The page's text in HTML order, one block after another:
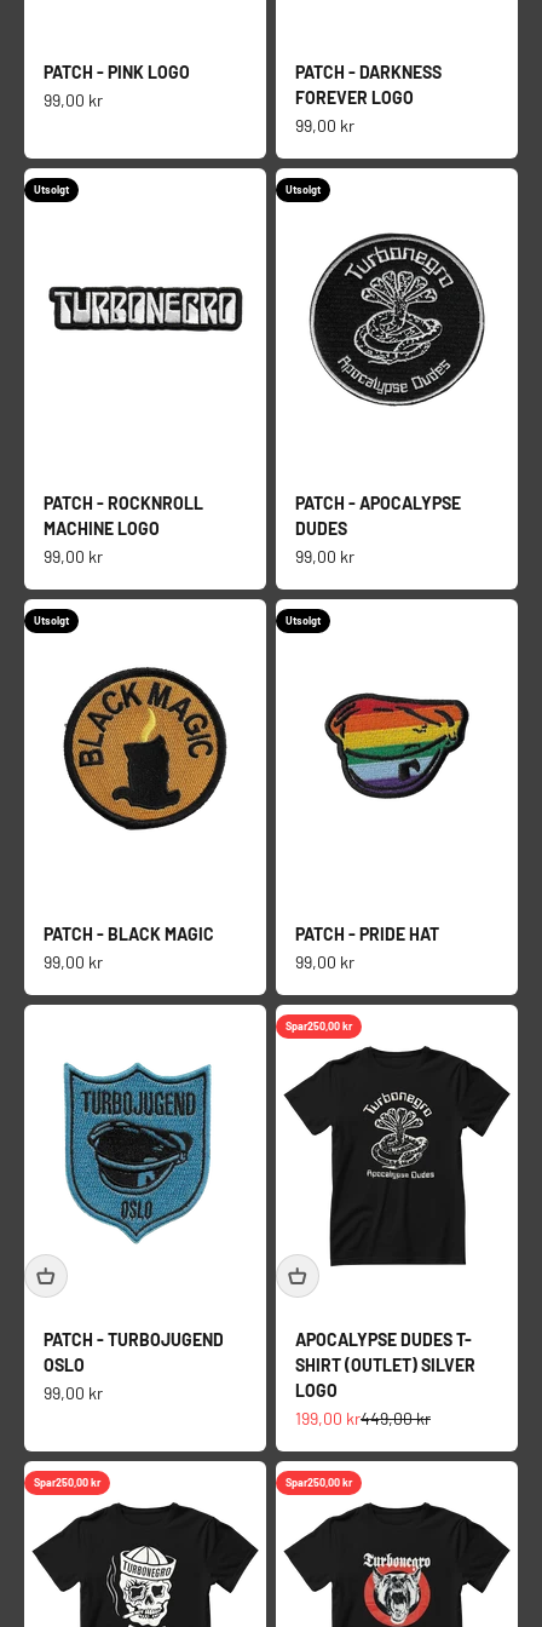
PATCH - PINK LOGO
Salgspris
99,00 kr
PATCH - DARKNESS
FOREVER LOGO
Salgspris
99,00 kr
Utsolgt
PATCH - ROCKNROLL
MACHINE LOGO
Salgspris
99,00 kr
Utsolgt
PATCH - APOCALYPSE
DUDES
Salgspris
99,00 kr
Utsolgt
PATCH - BLACK MAGIC
Salgspris
99,00 kr
Utsolgt
PATCH - PRIDE HAT
Salgspris
99,00 kr
PATCH - TURBOJUGEND
OSLO
Salgspris
99,00 kr
Spar250,00 kr
APOCALYPSE DUDES T-
SHIRT (OUTLET) SILVER
LOGO
Salgspris
199,00 krNormalpris
449,00 kr
Spar250,00 kr Spar250,00 kr